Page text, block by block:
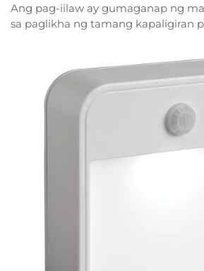
Ang pag-iilaw ay gumaganap ng
sa paglikha ng tamang kapaligiran
opisina, bodega, tindahan, o
pagtiyak ng optimal na pag-iilaw
binabawasan ang konsumo ng
maaaring magdulot ng